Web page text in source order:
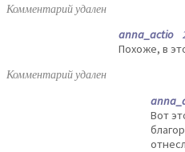
Комментарий удален
anna_actio
Похоже, в
Комментарий удален
Вот